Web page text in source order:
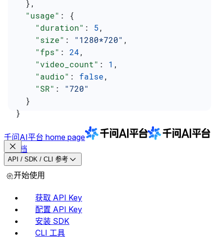
  },
  "usage"
: {
    "duration"
: 5,
    "size"
: "1280*720" ,
    "fps"
: 24,
    "video_count"
: 1 ,
    "audio"
: false,
    "SR"
: "720"
  }
}
千问AI平台 home page
文档
API / SDK / CLI 参考
开始使用
获取 API Key
配置 API Key
安装 SDK
CLI 工具